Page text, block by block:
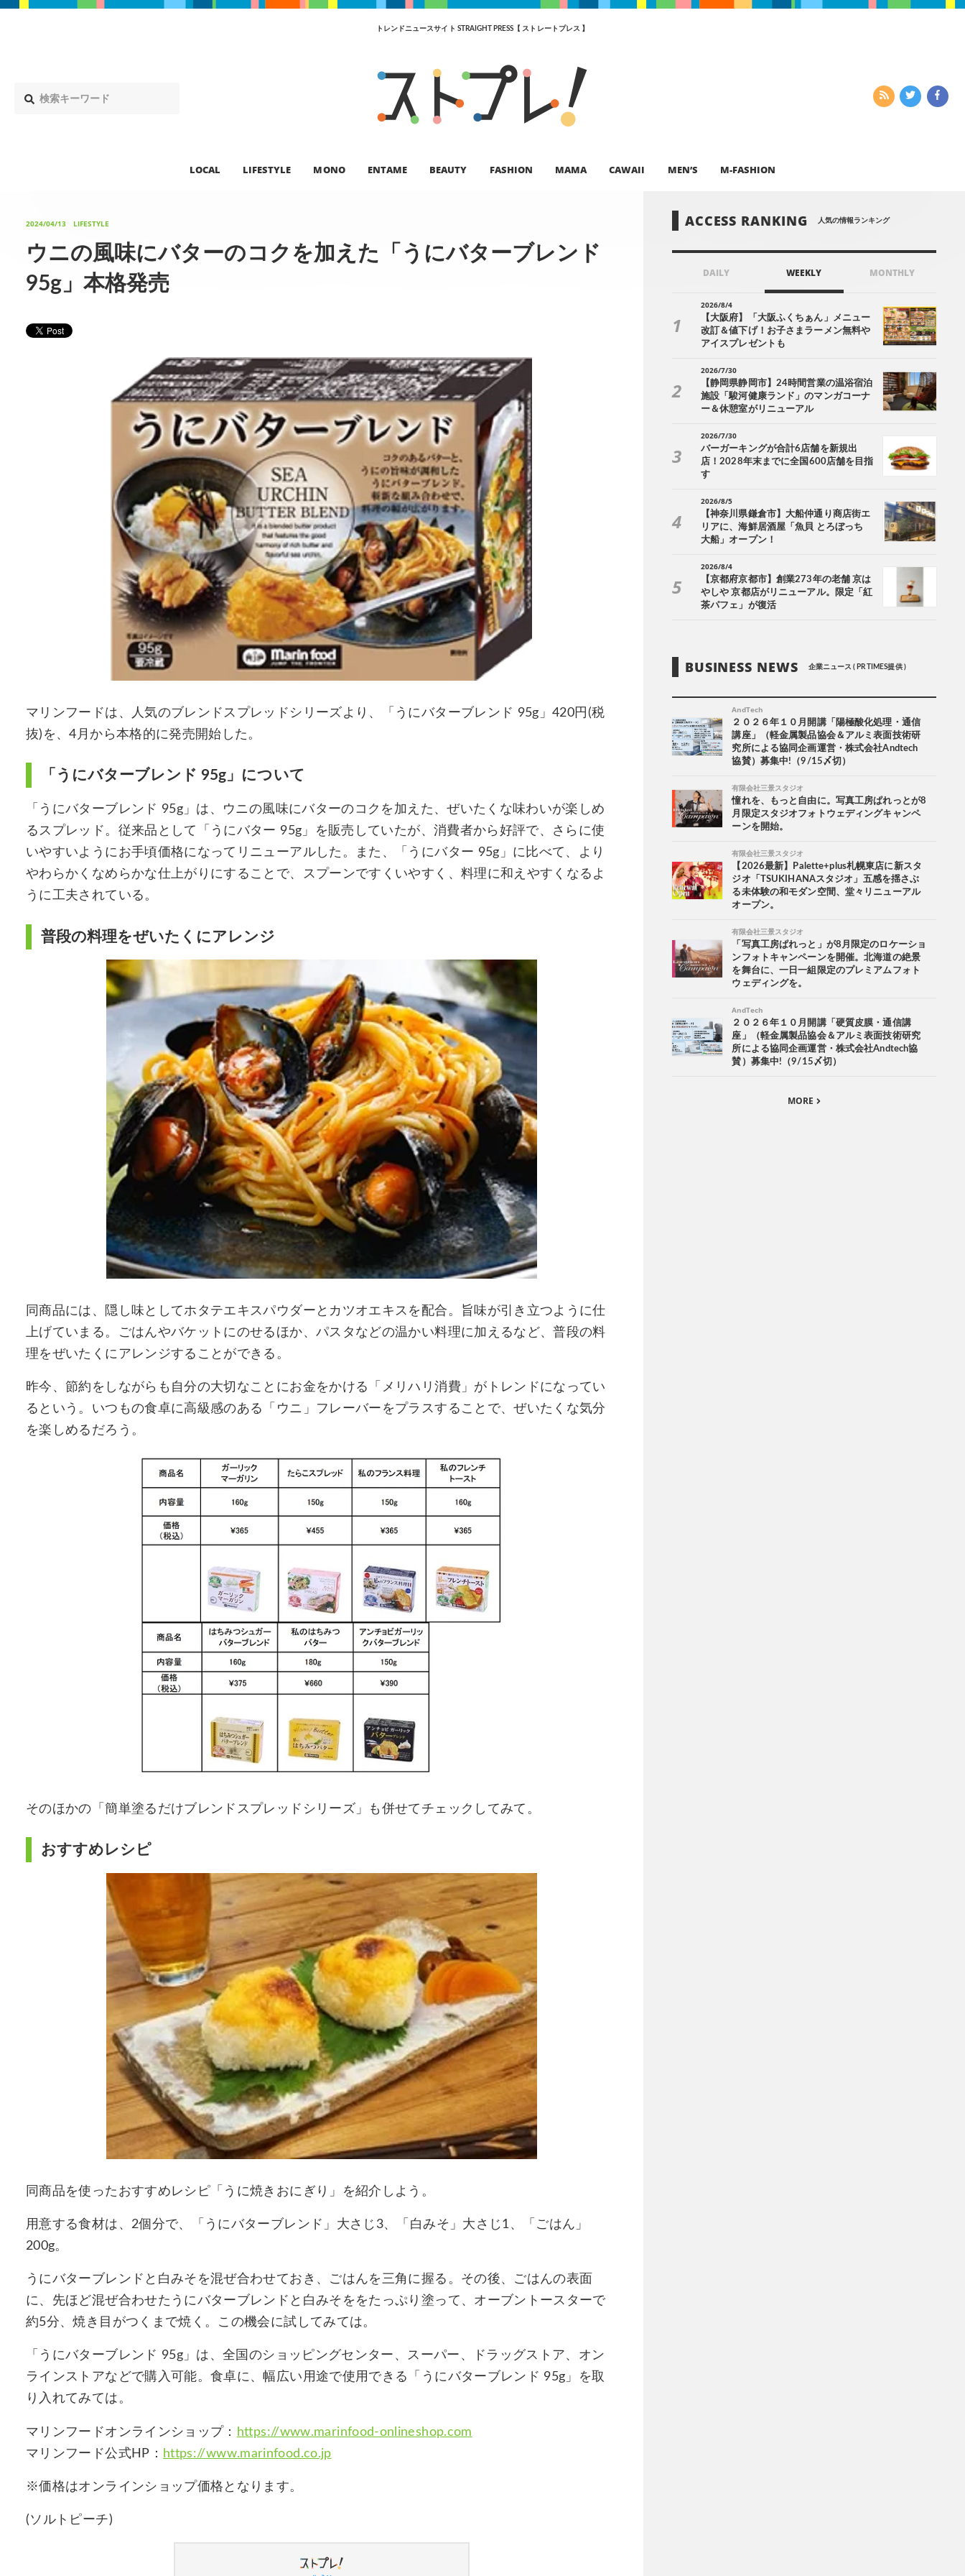
トレンドニュースサイト STRAIGHT PRESS【 ストレートプレス 】
LOCAL LIFESTYLE MONO ENTAME BEAUTY FASHION MAMA CAWAII MEN’S M-FASHION
2024/04/13 LIFESTYLE
ウニの風味にバターのコクを加えた「うにバターブレンド
95g」本格発売
マリンフードは、人気のブレンドスプレッドシリーズより、「うにバターブレンド 95g」420円(税
抜)を、4月から本格的に発売開始した。
「うにバターブレンド 95g」について
「うにバターブレンド 95g」は、ウニの風味にバターのコクを加えた、ぜいたくな味わいが楽しめ
るスプレッド。従来品として「うにバター 95g」を販売していたが、消費者から好評で、さらに使
いやすいようにお手頃価格になってリニューアルした。また、「うにバター 95g」に比べて、より
やわらかくなめらかな仕上がりにすることで、スプーンですくいやすく、料理に和えやすくなるよ
うに工夫されている。
普段の料理をぜいたくにアレンジ
同商品には、隠し味としてホタテエキスパウダーとカツオエキスを配合。旨味が引き立つように仕
上げていまる。ごはんやバケットにのせるほか、パスタなどの温かい料理に加えるなど、普段の料
理をぜいたくにアレンジすることができる。
昨今、節約をしながらも自分の大切なことにお金をかける「メリハリ消費」がトレンドになってい
るという。いつもの食卓に高級感のある「ウニ」フレーバーをプラスすることで、ぜいたくな気分
を楽しめるだろう。
そのほかの「簡単塗るだけブレンドスプレッドシリーズ」も併せてチェックしてみて。
おすすめレシピ
同商品を使ったおすすめレシピ「うに焼きおにぎり」を紹介しよう。
用意する食材は、2個分で、「うにバターブレンド」大さじ3、「白みそ」大さじ1、「ごはん」
200g。
うにバターブレンドと白みそを混ぜ合わせておき、ごはんを三角に握る。その後、ごはんの表面
に、先ほど混ぜ合わせたうにバターブレンドと白みそををたっぷり塗って、オーブントースターで
約5分、焼き目がつくまで焼く。この機会に試してみては。
「うにバターブレンド 95g」は、全国のショッピングセンター、スーパー、ドラッグストア、オン
ラインストアなどで購入可能。食卓に、幅広い用途で使用できる「うにバターブレンド 95g」を取
り入れてみては。
マリンフードオンラインショップ：
https://www.marinfood-onlineshop.com
マリンフード公式HP：
https://www.marinfood.co.jp
※価格はオンラインショップ価格となります。
(ソルトピーチ)
ACCESS RANKING 人気の情報ランキング
DAILY WEEKLY MONTHLY
2026/8/4
【大阪府】「大阪ふくちぁん」メニュー
改訂＆値下げ！お子さまラーメン無料や
アイスプレゼントも
2026/7/30
【静岡県静岡市】24時間営業の温浴宿泊
施設「駿河健康ランド」のマンガコーナ
ー＆休憩室がリニューアル
2026/7/30
バーガーキングが合計6店舗を新規出
店！2028年末までに全国600店舗を目指
す
2026/8/5
【神奈川県鎌倉市】大船仲通り商店街エ
リアに、海鮮居酒屋「魚貝 とろぼっち
大船」オープン！
2026/8/4
【京都府京都市】創業273年の老舗 京は
やしや 京都店がリニューアル。限定「紅
茶パフェ」が復活
BUSINESS NEWS 企業ニュース ( PR TIMES提供 )
AndTech
２０２６年１０月開講「陽極酸化処理・通信
講座」（軽金属製品協会＆アルミ表面技術研
究所による協同企画運営・株式会社Andtech
協賛）募集中!（9/15〆切）
有限会社三景スタジオ
憧れを、もっと自由に。写真工房ぱれっとが8
月限定スタジオフォトウェディングキャンペ
ーンを開始。
有限会社三景スタジオ
【2026最新】Palette+plus札幌東店に新スタ
ジオ「TSUKIHANAスタジオ」五感を揺さぶ
る未体験の和モダン空間、堂々リニューアル
オープン。
有限会社三景スタジオ
「写真工房ぱれっと」が8月限定のロケーショ
ンフォトキャンペーンを開催。北海道の絶景
を舞台に、一日一組限定のプレミアムフォト
ウェディングを。
AndTech
２０２６年１０月開講「硬質皮膜・通信講
座」（軽金属製品協会＆アルミ表面技術研究
所による協同企画運営・株式会社Andtech協
賛）募集中!（9/15〆切）
MORE